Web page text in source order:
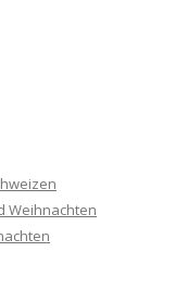
Weihnachten